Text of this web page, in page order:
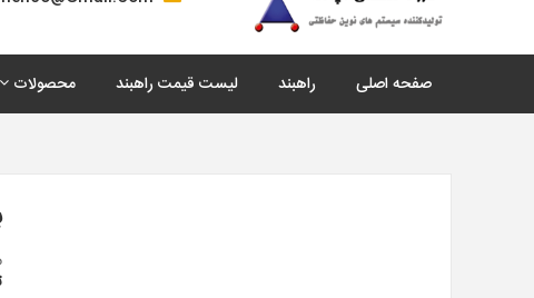
صفحه اصلی راهبند لیست قیمت راهبند محصولات